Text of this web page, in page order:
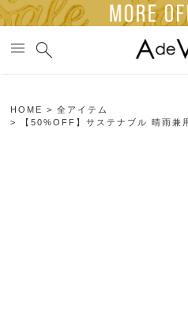
menu search
HOME
全アイテム
【50%OFF】サステナブル 晴雨兼